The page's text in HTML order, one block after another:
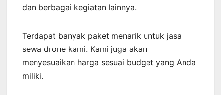
dan berbagai kegiatan lainnya.
Terdapat banyak paket menarik untuk jasa
sewa drone kami. Kami juga akan
menyesuaikan harga sesuai budget yang Anda
miliki.